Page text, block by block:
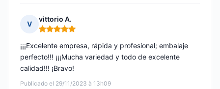
V
vittorio A.
Nota: 5 de 5
Publicado el 29/11/2023 à 13h09
¡¡¡Excelente empresa, rápida y profesional; embalaje
perfecto!!! ¡¡¡Mucha variedad y todo de excelente
calidad!!! ¡Bravo!